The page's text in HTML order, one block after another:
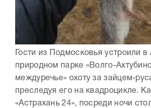
Гости из Подмосковья устроили в
природном парке «Волго-
междуречье» охоту за зайцем-
преследуя его на квадроцикле.
«Астрахань 24», посреди ночи